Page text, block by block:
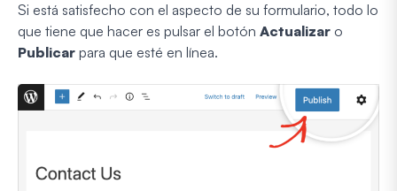
Si está satisfecho con el aspecto de su formulario, todo lo
que tiene que hacer es pulsar el botón Actualizar o
Publicar para que esté en línea.